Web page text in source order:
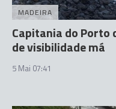
MADEIRA
Capitania do Porto
de visibilidade má
5 Mai 07:41